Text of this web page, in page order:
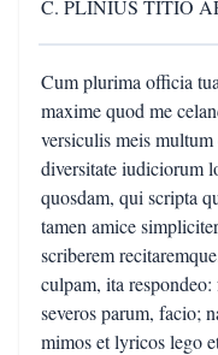
C. PLINIUS TITIO
Cum plurima officia
maxime quod me
versiculis meis
diversitate iudiciorum
quosdam, qui scripta
tamen amice
scriberem
culpam, ita
severos parum, facio;
mimos et lyricos lego